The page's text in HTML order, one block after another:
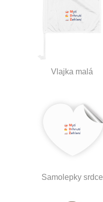
Vlajka malá
Samolepky srdce